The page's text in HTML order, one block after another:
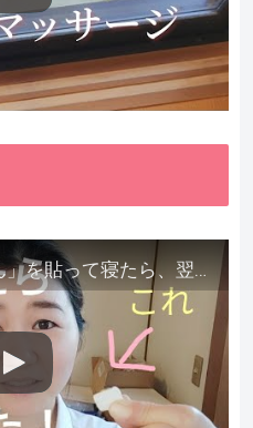
腎臓（腰）に「まるくん」を貼って寝たら、翌朝めちゃ楽でびっくりしました。腎臓叩いても痛くない！【お客様の声を試してみた】